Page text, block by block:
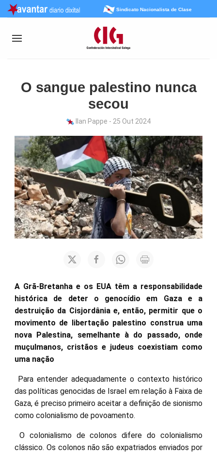
Sindicato Nacionalista de Clase
O sangue palestino nunca
secou
Ilan Pappe - 25 Out 2024
A Grã-Bretanha e os EUA têm a responsabilidade
histórica de deter o genocídio em Gaza e a
destruição da Cisjordânia e, então, permitir que o
movimento de libertação palestino construa uma
nova Palestina, semelhante à do passado, onde
muçulmanos, cristãos e judeus coexistiam como
uma nação
Para entender adequadamente o contexto histórico
das políticas genocidas de Israel em relação à Faixa de
Gaza, é preciso primeiro aceitar a definição de sionismo
como colonialismo de povoamento.
O colonialismo de colonos difere do colonialismo
clássico. Os colonos não são expatriados enviados por